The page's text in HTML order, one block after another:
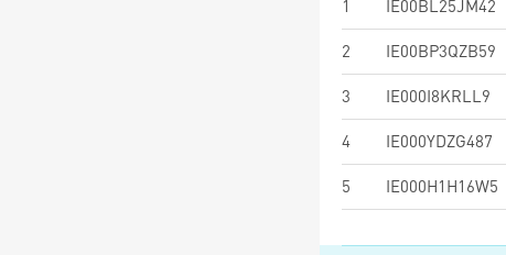
1
IE00BL25JM42
2 IE00BP3QZB59
3 IE000I8KRLL9
4 IE000YDZG487
5 IE000H1H16W5